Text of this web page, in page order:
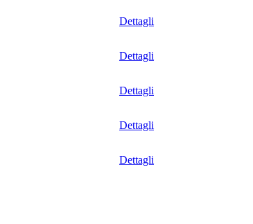
Dettagli
Dettagli
Dettagli
Dettagli
Dettagli